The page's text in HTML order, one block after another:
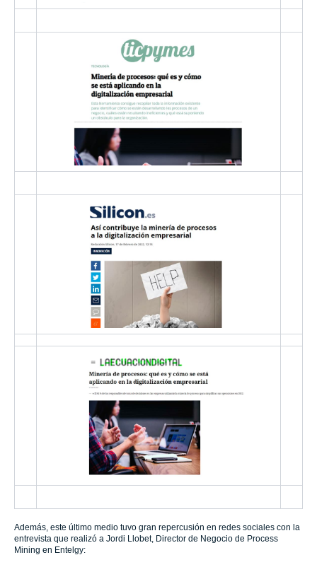
Además, este último medio tuvo gran repercusión en redes sociales con la
entrevista que realizó a Jordi Llobet, Director de Negocio de Process
Mining en Entelgy: